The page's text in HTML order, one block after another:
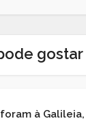
gostar
à Galileia,